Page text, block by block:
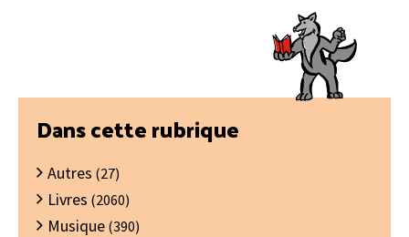
Barre
latérale
principale
Dans cette rubrique
Autres (27)
Livres (2060)
Musique (390)